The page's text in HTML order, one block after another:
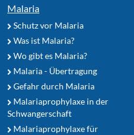
Malaria
Schutz vor Malaria
Was ist Malaria?
Wo gibt es Malaria?
Malaria - Übertragung
Gefahr durch Malaria
Malariaprophylaxe in der
Schwangerschaft
Malariaprophylaxe für